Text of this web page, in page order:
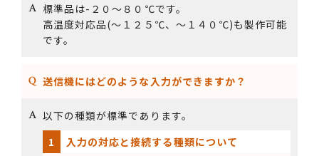
標準品は-２０～８０℃です。
高温度対応品(～１２５℃、～１４０℃)も製作可能
です。
送信機にはどのような入力ができますか？
以下の種類が標準であります。
1
入力の対応と接続する種類について